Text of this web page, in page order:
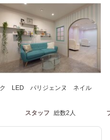
ク LED パリジェンヌ ネイル
スタッフ 総数2人